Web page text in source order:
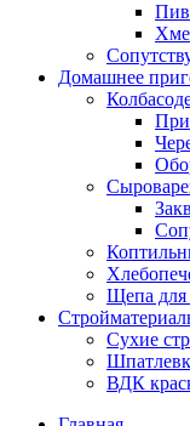
Домашнее
Щепа для
Сухие
ВДК